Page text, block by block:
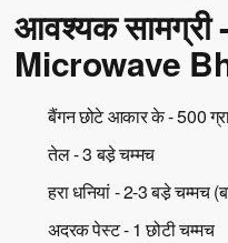
आवश्यक
Microwave
बैंगन छोटे आकार के - 500
तेल - 3 बडे़ चम्मच
हरा धनियां - 2-3 बडे़ चम्मच
अदरक पेस्ट - 1 छोटी चम्मच